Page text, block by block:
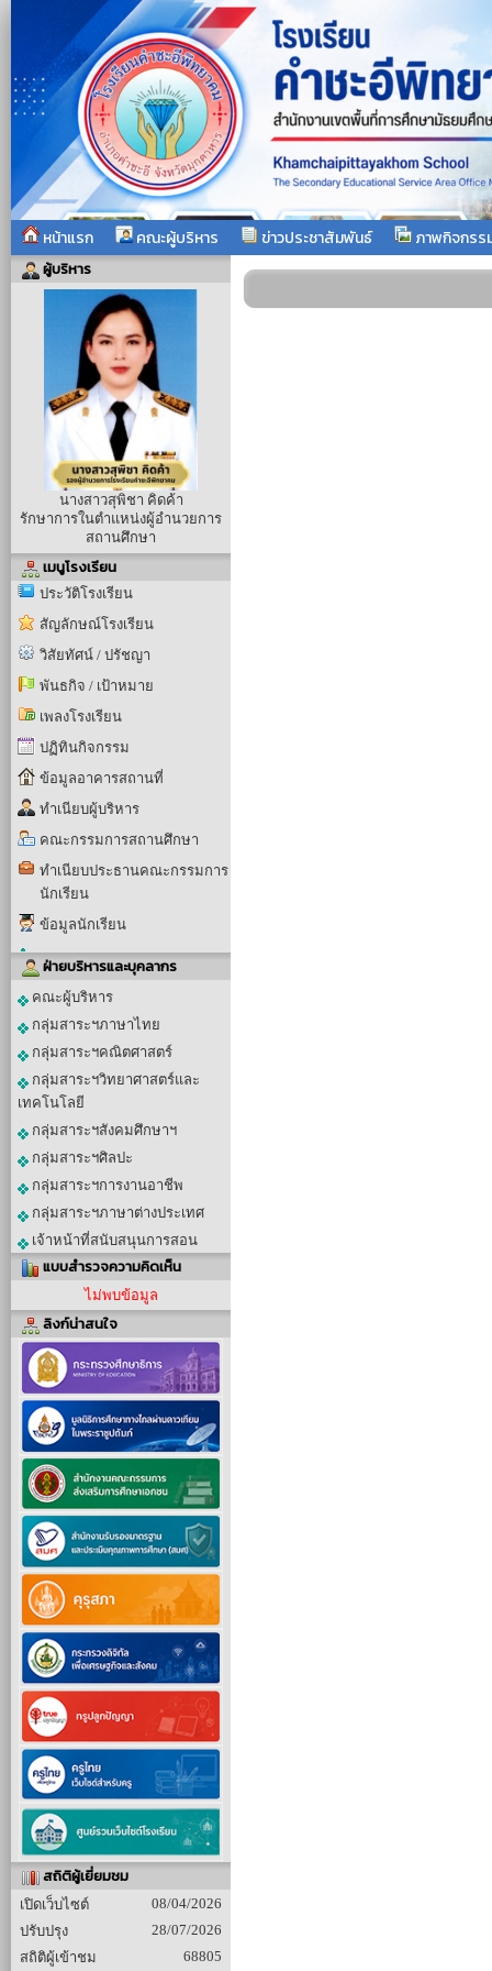
หน้าแรก คณะผู้บริหาร ข่าวประชาสัมพันธ์ ภาพกิจกรร
ผู้บริหาร
นางสาวสุพิชา คิดค้า
รักษาการในตำแหน่งผู้อำนวยการ
สถานศึกษา
เมนูโรงเรียน
ประวัติโรงเรียน
สัญลักษณ์โรงเรียน
วิสัยทัศน์ / ปรัชญา
พันธกิจ / เป้าหมาย
เพลงโรงเรียน
ปฏิทินกิจกรรม
ข้อมูลอาคารสถานที่
ทำเนียบผู้บริหาร
คณะกรรมการสถานศึกษา
ทำเนียบประธานคณะกรรมการ
นักเรียน
ข้อมูลนักเรียน
ฝ่ายบริหารและบุคลากร
คณะผู้บริหาร
กลุ่มสาระฯภาษาไทย
กลุ่มสาระฯคณิตศาสตร์
กลุ่มสาระฯวิทยาศาสตร์และ
เทคโนโลยี
กลุ่มสาระฯสังคมศึกษาฯ
กลุ่มสาระฯศิลปะ
กลุ่มสาระฯการงานอาชีพ
กลุ่มสาระฯภาษาต่างประเทศ
เจ้าหน้าที่สนับสนุนการสอน
แบบสำรวจความคิดเห็น
ไม่พบข้อมูล
ลิงก์น่าสนใจ
สถิติผู้เยี่ยมชม
เปิดเว็บไซต์
08/04/2026
ปรับปรุง
28/07/2026
สถิติผู้เข้าชม
68805